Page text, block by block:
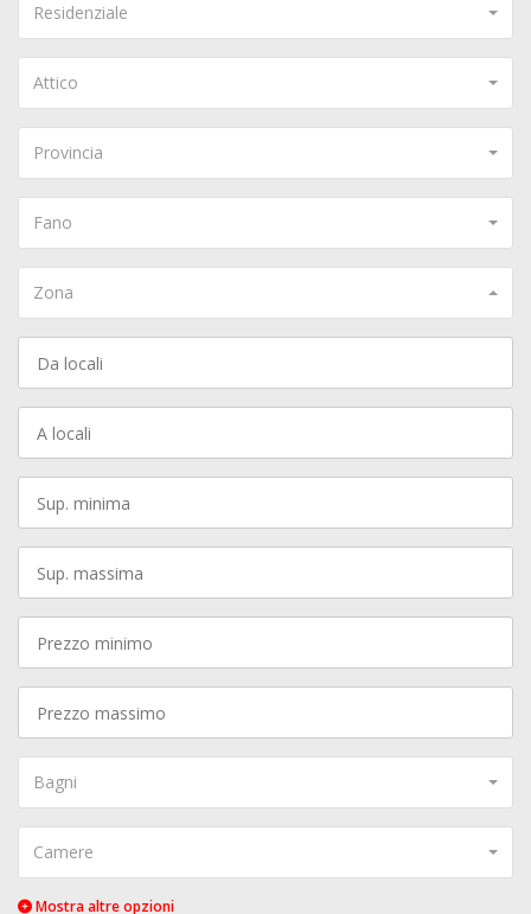
Residenziale
Attico
Provincia
Fano
Zona
Bagni
Camere
Mostra altre opzioni